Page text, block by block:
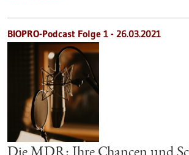
BIOPRO-Podcast Folge 1 - 26.03.2021